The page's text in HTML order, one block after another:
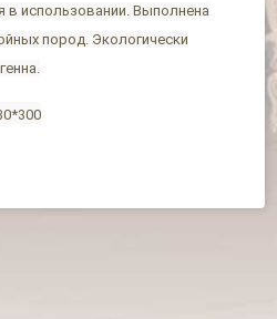
в использовании. Выполнена
пород. Экологически